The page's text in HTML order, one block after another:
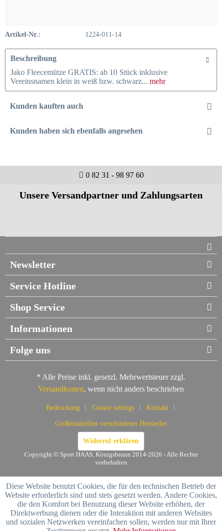
Artikel-Nr.: 1224-011-14
Beschreibung
Jako Fleecemütze GRATIS: ab 10 Stück inklusive
Vereinsnamen klein in weiß bzw. schwarz... mehr
Kunden kauften auch
Kunden haben sich ebenfalls angesehen
0 82 31 - 98 97 60
Unsere Versandpartner und Zahlungsarten
Newsletter
Service Hotline
Shop Service
Informationen
Folge uns
* Alle Preise inkl. gesetzl. Mehrwertsteuer zzgl.
Versandkosten, wenn nicht anders beschrieben
Bedruckung Cookie settings Kontakt
Größentabellen verschiedener Hersteller
Widerruf erklären
Copyright © Sport HAAS, Königsbrunn 2014-2026 - Alle Rechte
vorbehalten
Diese Website benutzt Cookies, die für den technischen Betrieb der
Website erforderlich sind und stets gesetzt werden. Andere Cookies,
die den Komfort bei Benutzung dieser Website erhöhen, der
Direktwerbung dienen oder die Interaktion mit anderen Websites
und sozialen Netzwerken vereinfachen sollen, werden nur mit Ihrer